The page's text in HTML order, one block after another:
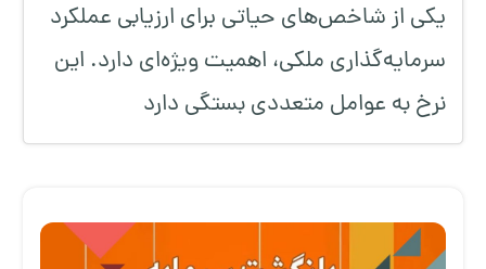
یکی از شاخص‌های حیاتی برای ارزیابی عملکرد
سرمایه‌گذاری ملکی، اهمیت ویژه‌ای دارد. این
نرخ به عوامل متعددی بستگی دارد